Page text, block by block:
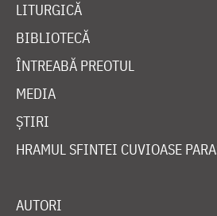
LITURGICĂ
BIBLIOTECĂ
ÎNTREABĂ PREOTUL
MEDIA
ȘTIRI
HRAMUL SFINTEI CUVIOASE
AUTORI